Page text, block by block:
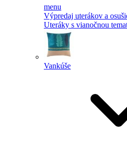
menu
Výpredaj uterákov a
Uteráky s vianočnou
Vankúše